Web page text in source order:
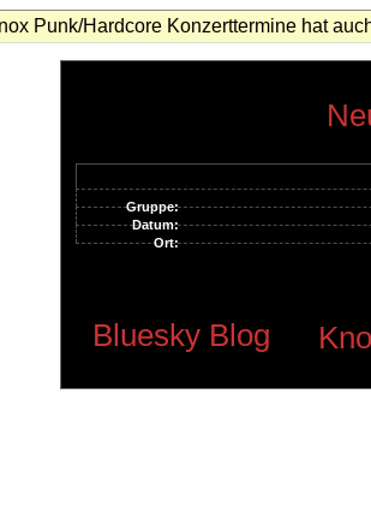
Punk/Hardcore Konzerttermine hat
Gruppe:
Datum:
Ort:
Bluesky Blog